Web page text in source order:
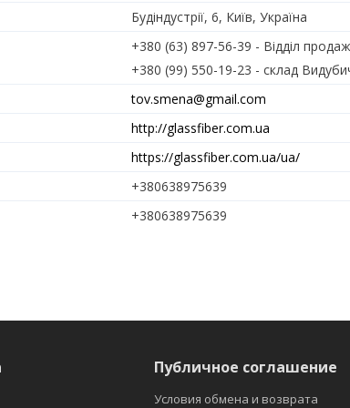
Будіндустрії, 6, Київ, Україна
+380 (63) 897-56-39
Відділ
+380 (99) 550-19-23
склад
tov.smena@gmail.com
http://glassfiber.com.ua
https://glassfiber.com.ua/ua/
+380638975639
+380638975639
Публичное соглашение
Условия обмена и возврата